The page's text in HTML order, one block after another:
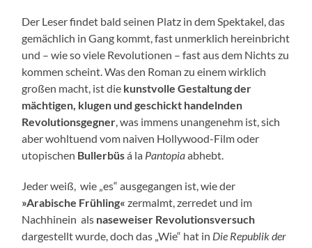
Der Leser findet bald seinen Platz in dem Spektakel, das
gemächlich in Gang kommt, fast unmerklich hereinbricht
und – wie so viele Revolutionen – fast aus dem Nichts zu
kommen scheint. Was den Roman zu einem wirklich
großen macht, ist die kunstvolle Gestaltung der
mächtigen, klugen und geschickt handelnden
Revolutionsgegner, was immens unangenehm ist, sich
aber wohltuend vom naiven Hollywood-Film oder
utopischen Bullerbüsá la Pantopiaabhebt.
Jeder weiß, wie „es“ ausgegangen ist, wie der
»Arabische Frühling« zermalmt, zerredet und im
Nachhinein als naseweiser Revolutionsversuch
dargestellt wurde, doch das „Wie“ hat in Die Republik der